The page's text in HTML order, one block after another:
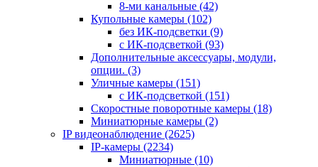
8-ми канальные (42)
Купольные камеры (102)
без ИК-подсветки (9)
с ИК-подсветкой (93)
Дополнительные аксессуары, модули,
опции. (3)
Уличные камеры (151)
с ИК-подсветкой (151)
Скоростные поворотные камеры (18)
Миниатюрные камеры (2)
IP видеонаблюдение (2625)
IP-камеры (2234)
Миниатюрные (10)